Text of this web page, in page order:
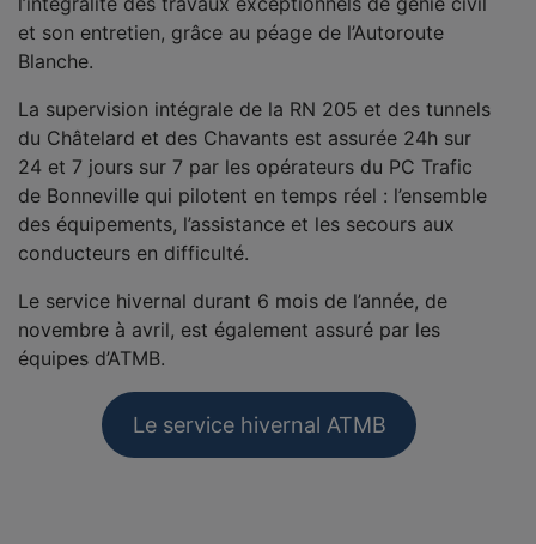
et son entretien, grâce au péage de l’Autoroute
Blanche.
La supervision intégrale de la RN 205 et des tunnels
du Châtelard et des Chavants est assurée 24h sur
24 et 7 jours sur 7 par les opérateurs du PC Trafic
de Bonneville qui pilotent en temps réel : l’ensemble
des équipements, l’assistance et les secours aux
conducteurs en difficulté.
Le service hivernal durant 6 mois de l’année, de
novembre à avril, est également assuré par les
équipes d’ATMB.
Le service hivernal ATMB